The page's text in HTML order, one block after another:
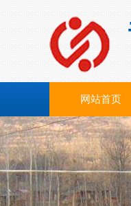
网站首页
在线咨询